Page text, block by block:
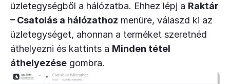
üzletegységből a hálózatba. Ehhez lépj a Raktár
– Csatolás a hálózathoz menüre, válaszd ki az
üzletegységet, ahonnan a terméket szeretnéd
áthelyezni és kattints a Minden tétel
áthelyezése gombra.